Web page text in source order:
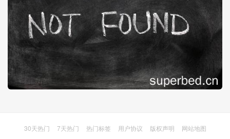
30天热门 7天热门 热门标签 用户协议 版权声明
网站地图